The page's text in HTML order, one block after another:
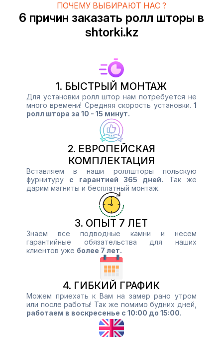
ПОЧЕМУ ВЫБИРАЮТ НАС ?
6 причин заказать ролл шторы в
shtorki.kz
1. БЫСТРЫЙ МОНТАЖ
Для установки ролл штор нам потребуется не
много времени! Средняя скорость установки.1
ролл штора за 10 - 15 минут.
2. ЕВРОПЕЙСКАЯ
КОМПЛЕКТАЦИЯ
Вставляем в наши роллшторы польскую
фурнитуру с гарантией 365 дней. Так же
дарим магниты и бесплатный монтаж.
3. ОПЫТ 7 ЛЕТ
Знаем все подводные камни и несем
гарантийные обязательства для наших
клиентов уже более 7 лет.
4. ГИБКИЙ ГРАФИК
Можем приехать к Вам на замер рано утром
или после работы! Так же помимо будних дней,
работаем в воскресенье с 10:00 до 15:00.